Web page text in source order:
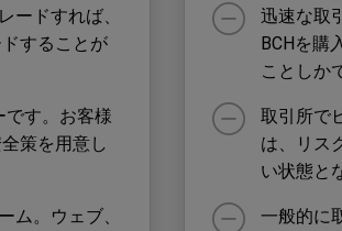
ードすれば、
することが
す。お客様
策を用意し
ム。ウェブ、
迅速な取
BCHを購
ことしか
取引所で
は、リス
い状態と
一般的に